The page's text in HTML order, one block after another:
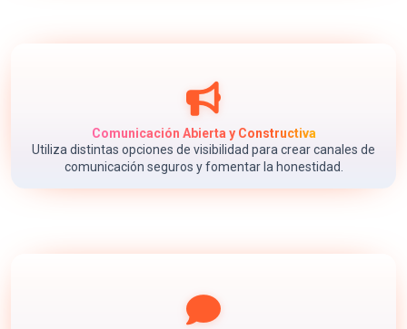
Comunicación Abierta y Constructiva
Utiliza distintas opciones de visibilidad para crear canales de
comunicación seguros y fomentar la honestidad.